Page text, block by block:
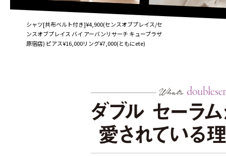
シャツ[共布ベルト付き]¥4,900(センスオブプレイス/セ
ンスオブプレイス バイ アーバンリサーチ キュープラザ
原宿店) ピアス¥16,000リング¥7,000(ともにete)